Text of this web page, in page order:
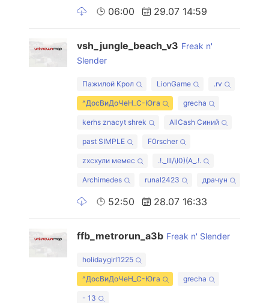
06:00 29.07 14:59
vsh_jungle_beach_v3 Freak n'
Slender
Пажилой Крол LionGame .rv
^ДосВиДоЧеН_С-Юга grecha
kerhs znacyt shrek AllCash Синий
past SIMPLE F0rscher
zxcхули мемес .!._III/\I0)(А_.!.
Archimedes runal2423 драчун
52:50 28.07 16:33
ffb_metrorun_a3b Freak n' Slender
holidaygirl1225
^ДосВиДоЧеН_С-Юга grecha
- 13